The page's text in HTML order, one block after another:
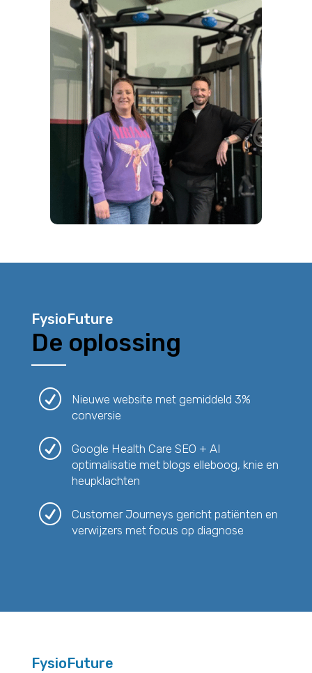
FysioFuture
De oplossing
R
Nieuwe website met gemiddeld 3%
conversie
R
Google Health Care SEO + AI
optimalisatie met blogs elleboog, knie en
heupklachten
R
Customer Journeys gericht patiënten en
verwijzers met focus op diagnose
FysioFuture